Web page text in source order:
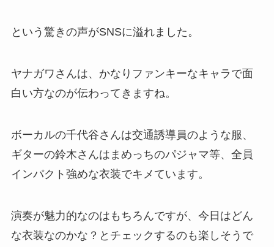
という驚きの声がSNSに溢れました。
ヤナガワさんは、かなりファンキーなキャラで面
白い方なのが伝わってきますね。
ボーカルの千代谷さんは交通誘導員のような服、
ギターの鈴木さんはまめっちのパジャマ等、全員
インパクト強めな衣装でキメています。
演奏が魅力的なのはもちろんですが、今日はどん
な衣装なのかな？とチェックするのも楽しそうで